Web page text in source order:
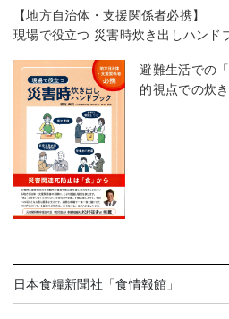
【地方自治体・支援関係者必携】
現場で役立つ 災害時炊き出しハンド
避難生活での
的視点での炊
日本食糧新聞社「食情報館」